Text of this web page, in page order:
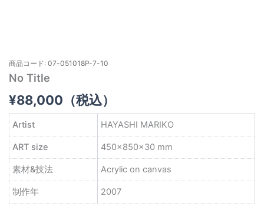
商品コード: 07-051018P-7-10
No Title
¥88,000 （税込）
Artist HAYASHI MARIKO
ART size 450×850×30 mm
素材&技法 Acrylic on canvas
制作年 2007